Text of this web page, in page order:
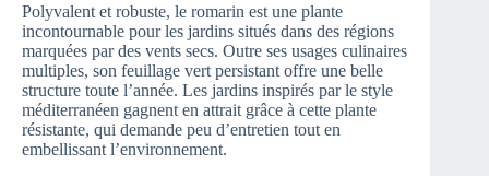
Polyvalent et robuste, le romarin est une plante
incontournable pour les jardins situés dans des régions
marquées par des vents secs. Outre ses usages culinaires
multiples, son feuillage vert persistant offre une belle
structure toute l’année. Les jardins inspirés par le style
méditerranéen gagnent en attrait grâce à cette plante
résistante, qui demande peu d’entretien tout en
embellissant l’environnement.